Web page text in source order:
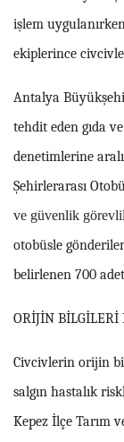
işlem
ekiplerince
Antalya
tehdit eden gıda
denetimlerine
Şehirlerarası
ve güvenlik
otobüsle
belirlenen 700
ORİJİN
Civcivlerin orijin
salgın hastalık
Kepez İlçe Tarım